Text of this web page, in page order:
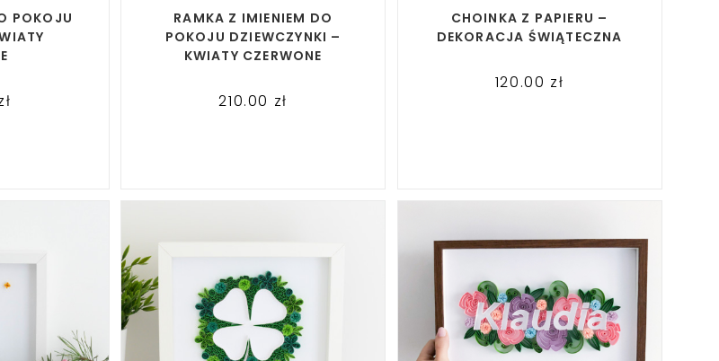
POKOJU
RAMKA Z IMIENIEM DO
POKOJU DZIEWCZYNKI –
KWIATY CZERWONE
210.00 zł
CHOINKA Z PAPIERU –
DEKORACJA ŚWIĄTECZNA
120.00 zł